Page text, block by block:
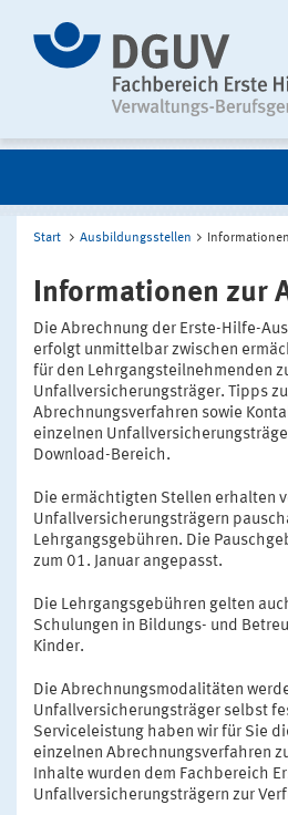
Start Ausbildungsstellen
Informationen zur
Die Abrechnung der Erste-Hilfe-
erfolgt unmittelbar zwischen
für den Lehrgangsteilnehmenden
Unfallversicherungsträger. Tipps
Abrechnungsverfahren sowie
einzelnen
Download-Bereich.
Die ermächtigten Stellen erhalten
Unfallversicherungsträgern
Lehrgangsgebühren. Die
zum 01. Januar angepasst.
Die Lehrgangsgebühren gelten
Schulungen in Bildungs- und
Kinder.
Die Abrechnungsmodalitäten
Unfallversicherungsträger selbst
Serviceleistung haben wir für Sie
einzelnen Abrechnungsverfahren
Inhalte wurden dem Fachbereich
Unfallversicherungsträgern zur